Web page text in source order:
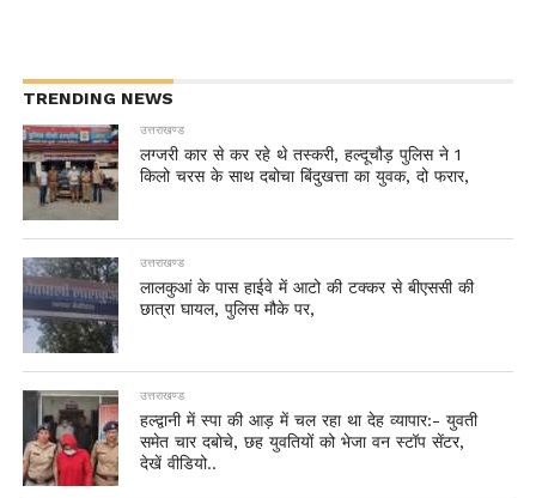
TRENDING NEWS
उत्तराखण्ड
लग्जरी कार से कर रहे थे तस्करी, हल्दूचौड़ पुलिस ने 1
किलो चरस के साथ दबोचा बिंदुखत्ता का युवक, दो फरार,
उत्तराखण्ड
लालकुआं के पास हाईवे में आटो की टक्कर से बीएससी की
छात्रा घायल, पुलिस मौके पर,
उत्तराखण्ड
हल्द्वानी में स्पा की आड़ में चल रहा था देह व्यापार:- युवती
समेत चार दबोचे, छह युवतियों को भेजा वन स्टॉप सेंटर,
देखें वीडियो..